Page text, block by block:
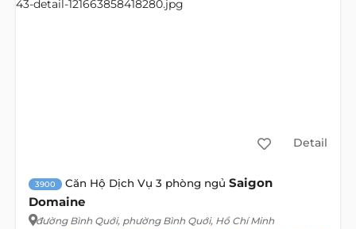
Detail
3900 Căn Hộ Dịch Vụ 3 phòng ngủ Saigon
Domaine
đường Bình Quới, phường Bình Quới, Hồ Chí Minh